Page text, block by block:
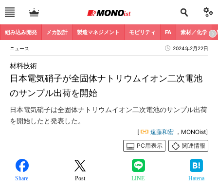
組み込み開発 メカ設計 製造マネジメント モビリティ FA 素材／化学
ニュース 2024年2月22日
日本電気硝子が全固体ナトリウムイオン二次電池
のサンプル出荷を開始
材料技術
日本電気硝子は全固体ナトリウムイオン二次電池のサンプル出荷
を開始したと発表した。
[ 遠藤和宏 ，MONOist]
PC用表示
関連情報
Share Post LINE Hatena